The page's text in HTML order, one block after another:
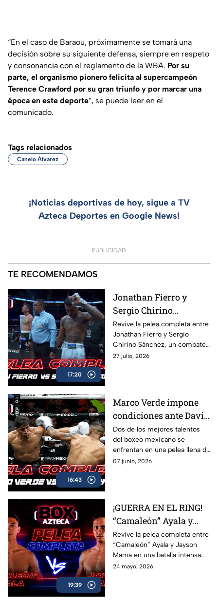
“En el caso de Baraou, próximamente se tomará una
decisión sobre su siguiente defensa, siempre en respeto
y consonancia con el reglamento de la WBA. Por su
parte, el organismo pionero felicita al supercampeón
Terence Crawford por su gran triunfo y por marcar una
época en este deporte”, se puede leer en el
comunicado.
Tags relacionados
Canelo Álvarez
¡Noticias deportivas de hoy, sigue a TV
Azteca Deportes en Google News!
PUBLICIDAD
TE RECOMENDAMOS
17:20
Jonathan Fierro y
Sergio Chirino
protagonizan una
guerra sobre el ring
Revive la pelea completa entre
Jonathan Fierro y Sergio
Chirino Sánchez, un combate
lleno de intensidad,
27 julio, 2026
16:43
Marco Verde impone
condiciones ante David
Camacho en una
intensa batalla de Box
Azteca
Dos de los mejores talentos
del boxeo mexicano se
enfrentan en una pelea llena de
acción, potencia y grandes
Box Azteca.
07 junio, 2026
19:39
¡GUERRA EN EL RING!
“Camaleón” Ayala y
Jayson Mama se
dieron con todo
Revive la pelea completa entre
“Camaleón” Ayala y Jayson
Mama en una batalla intensa
llena de golpes, emoción y
24 mayo, 2026